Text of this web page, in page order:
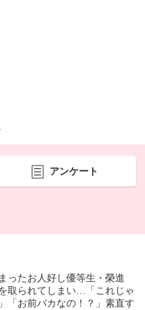
アンケート
ったお人好し優等生・榮進
取られてしまい…「これじゃ
「お前バカなの！？」素直す